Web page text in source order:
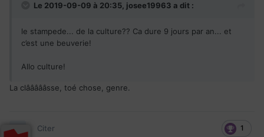
Le 2019-09-09 à 20:35, josee19963 a dit :
le stampede... de la culture?? Ca dure 9 jours par an... et
c’est une beuverie!
Allo culture!
La clâââââsse, toé chose, genre.
1
Citer